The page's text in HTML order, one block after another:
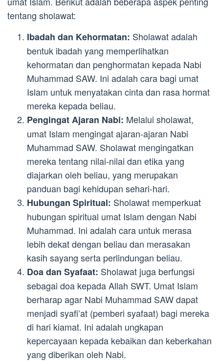
tentang sholawat:
Ibadah dan Kehormatan: Sholawat adalah
bentuk ibadah yang memperlihatkan
kehormatan dan penghormatan kepada Nabi
Muhammad SAW. Ini adalah cara bagi umat
Islam untuk menyatakan cinta dan rasa hormat
mereka kepada beliau.
Pengingat Ajaran Nabi: Melalui sholawat,
umat Islam mengingat ajaran-ajaran Nabi
Muhammad SAW. Sholawat mengingatkan
mereka tentang nilai-nilai dan etika yang
diajarkan oleh beliau, yang merupakan
panduan bagi kehidupan sehari-hari.
Hubungan Spiritual: Sholawat memperkuat
hubungan spiritual umat Islam dengan Nabi
Muhammad. Ini adalah cara untuk merasa
lebih dekat dengan beliau dan merasakan
kasih sayang serta perlindungan beliau.
Doa dan Syafaat: Sholawat juga berfungsi
sebagai doa kepada Allah SWT. Umat Islam
berharap agar Nabi Muhammad SAW dapat
menjadi syafi’at (pemberi syafaat) bagi mereka
di hari kiamat. Ini adalah ungkapan
kepercayaan kepada kebaikan dan keberkahan
yang diberikan oleh Nabi.